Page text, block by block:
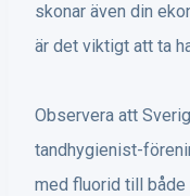
skonar även din
är det viktigt att ta
Observera att
tandhygienist-
med fluorid till både